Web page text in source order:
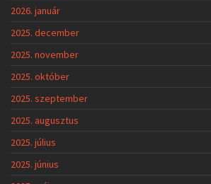
2026. január
2025. december
2025. november
2025. október
2025. szeptember
2025. augusztus
2025. július
2025. június